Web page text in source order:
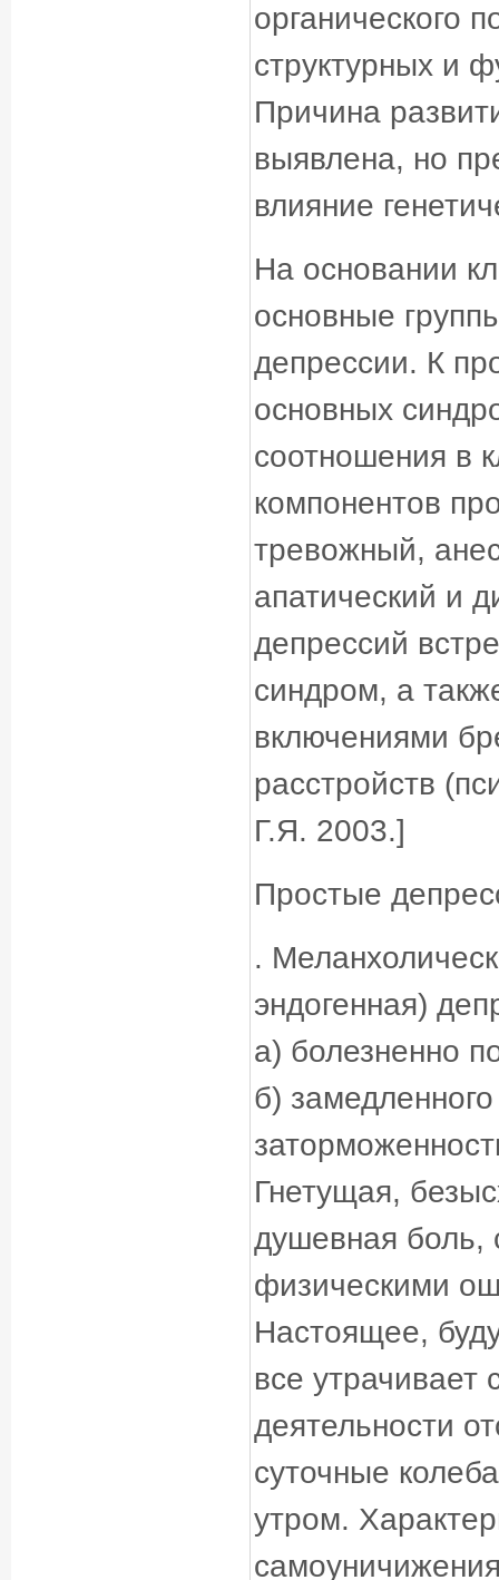
органического
структурных и
Причина
выявлена, но
влияние
На основании
основные
депрессии. К
основных
соотношения в
компонентов
тревожный,
апатический и
депрессий
синдром, а
включениями
расстройств
Г.Я. 2003.]
Простые
.
эндогенная)
а) болезненно
б)
Гнетущая,
душевная боль,
физическими
Настоящее,
все утрачивает
деятельности
суточные
утром.